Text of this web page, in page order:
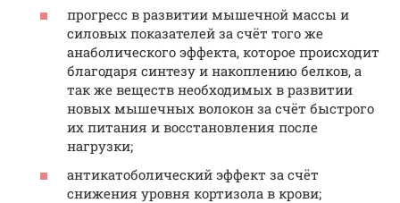
прогресс в развитии мышечной массы и
силовых показателей за счёт того же
анаболического эффекта, которое происходит
благодаря синтезу и накоплению белков, а
так же веществ необходимых в развитии
новых мышечных волокон за счёт быстрого
их питания и восстановления после
нагрузки;
антикатоболический эффект за счёт
снижения уровня кортизола в крови;